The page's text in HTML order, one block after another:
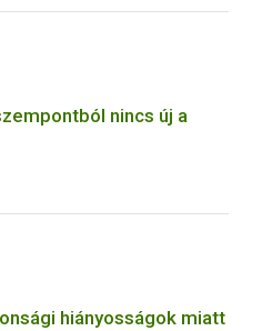
nincs új a
hiányosságok miatt